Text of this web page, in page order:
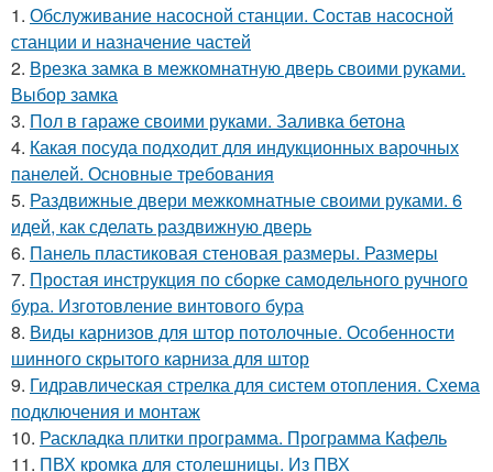
1. Обслуживание насосной станции. Состав насосной
станции и назначение частей
2. Врезка замка в межкомнатную дверь своими руками.
Выбор замка
3. Пол в гараже своими руками. Заливка бетона
4. Какая посуда подходит для индукционных варочных
панелей. Основные требования
5. Раздвижные двери межкомнатные своими руками. 6
идей, как сделать раздвижную дверь
6. Панель пластиковая стеновая размеры. Размеры
7. Простая инструкция по сборке самодельного ручного
бура. Изготовление винтового бура
8. Виды карнизов для штор потолочные. Особенности
шинного скрытого карниза для штор
9. Гидравлическая стрелка для систем отопления. Схема
подключения и монтаж
10. Раскладка плитки программа. Программа Кафель
11. ПВХ кромка для столешницы. Из ПВХ